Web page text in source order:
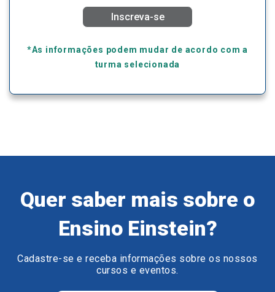
Inscreva-se
*As informações podem mudar de acordo com a
turma selecionada
Quer saber mais sobre o
Ensino Einstein?
Cadastre-se e receba informações sobre os nossos
cursos e eventos.